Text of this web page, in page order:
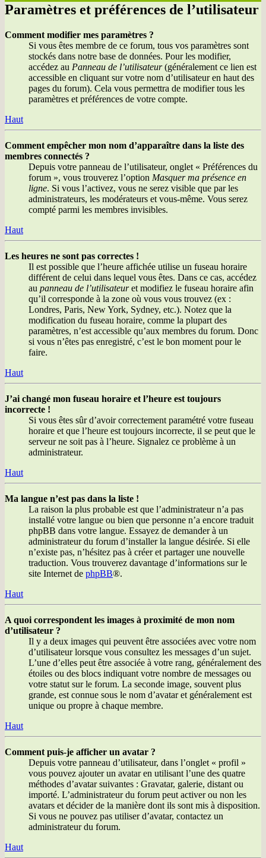
Paramètres et préférences de l’utilisateur
Comment modifier mes paramètres ?
Si vous êtes membre de ce forum, tous vos paramètres sont
stockés dans notre base de données. Pour les modifier,
accédez au Panneau de l’utilisateur(généralement ce lien est
accessible en cliquant sur votre nom d’utilisateur en haut des
pages du forum). Cela vous permettra de modifier tous les
paramètres et préférences de votre compte.
Haut
Comment empêcher mon nom d’apparaître dans la liste des
membres connectés ?
Depuis votre panneau de l’utilisateur, onglet « Préférences du
forum », vous trouverez l’option Masquer ma présence en
ligne. Si vous l’activez, vous ne serez visible que par les
administrateurs, les modérateurs et vous-même. Vous serez
compté parmi les membres invisibles.
Haut
Les heures ne sont pas correctes !
Il est possible que l’heure affichée utilise un fuseau horaire
différent de celui dans lequel vous êtes. Dans ce cas, accédez
au panneau de l’utilisateuret modifiez le fuseau horaire afin
qu’il corresponde à la zone où vous vous trouvez (ex :
Londres, Paris, New York, Sydney, etc.). Notez que la
modification du fuseau horaire, comme la plupart des
paramètres, n’est accessible qu’aux membres du forum. Donc
si vous n’êtes pas enregistré, c’est le bon moment pour le
faire.
Haut
J’ai changé mon fuseau horaire et l’heure est toujours
incorrecte !
Si vous êtes sûr d’avoir correctement paramétré votre fuseau
horaire et que l’heure est toujours incorrecte, il se peut que le
serveur ne soit pas à l’heure. Signalez ce problème à un
administrateur.
Haut
Ma langue n’est pas dans la liste !
La raison la plus probable est que l’administrateur n’a pas
installé votre langue ou bien que personne n’a encore traduit
phpBB dans votre langue. Essayez de demander à un
administrateur du forum d’installer la langue désirée. Si elle
n’existe pas, n’hésitez pas à créer et partager une nouvelle
traduction. Vous trouverez davantage d’informations sur le
site Internet de phpBB®.
Haut
A quoi correspondent les images à proximité de mon nom
d’utilisateur ?
Il y a deux images qui peuvent être associées avec votre nom
d’utilisateur lorsque vous consultez les messages d’un sujet.
L’une d’elles peut être associée à votre rang, généralement des
étoiles ou des blocs indiquant votre nombre de messages ou
votre statut sur le forum. La seconde image, souvent plus
grande, est connue sous le nom d’avatar et généralement est
unique ou propre à chaque membre.
Haut
Comment puis-je afficher un avatar ?
Depuis votre panneau d’utilisateur, dans l’onglet « profil »
vous pouvez ajouter un avatar en utilisant l’une des quatre
méthodes d’avatar suivantes : Gravatar, galerie, distant ou
importé. L’administrateur du forum peut activer ou non les
avatars et décider de la manière dont ils sont mis à disposition.
Si vous ne pouvez pas utiliser d’avatar, contactez un
administrateur du forum.
Haut